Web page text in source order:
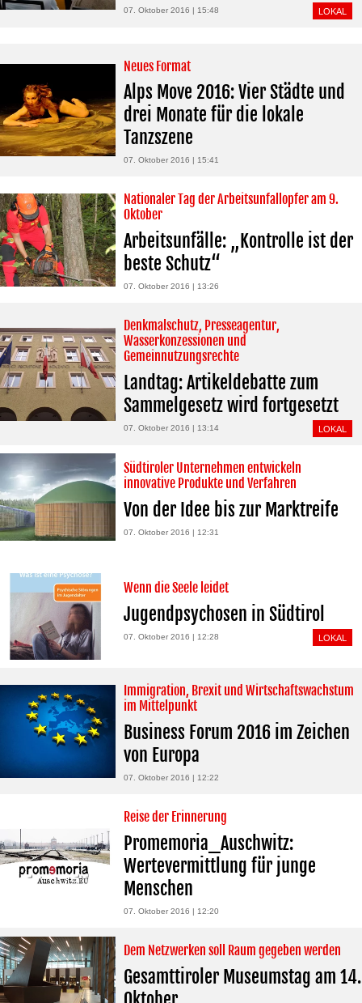
07. Oktober 2016 | 15:48 LOKAL
Neues Format
Alps Move 2016: Vier Städte und
drei Monate für die lokale
Tanzszene
07. Oktober 2016 | 15:41
Nationaler Tag der Arbeitsunfallopfer am 9.
Oktober
Arbeitsunfälle: „Kontrolle ist der
beste Schutz“
07. Oktober 2016 | 13:26
Denkmalschutz, Presseagentur,
Wasserkonzessionen und
Gemeinnutzungsrechte
Landtag: Artikeldebatte zum
Sammelgesetz wird fortgesetzt
07. Oktober 2016 | 13:14 LOKAL
Südtiroler Unternehmen entwickeln
innovative Produkte und Verfahren
Von der Idee bis zur Marktreife
07. Oktober 2016 | 12:31
Wenn die Seele leidet
Jugendpsychosen in Südtirol
07. Oktober 2016 | 12:28 LOKAL
Immigration, Brexit und Wirtschaftswachstum
im Mittelpunkt
Business Forum 2016 im Zeichen
von Europa
07. Oktober 2016 | 12:22
Reise der Erinnerung
Promemoria_Auschwitz:
Wertevermittlung für junge
Menschen
07. Oktober 2016 | 12:20
Dem Netzwerken soll Raum gegeben werden
Gesamttiroler Museumstag am 14.